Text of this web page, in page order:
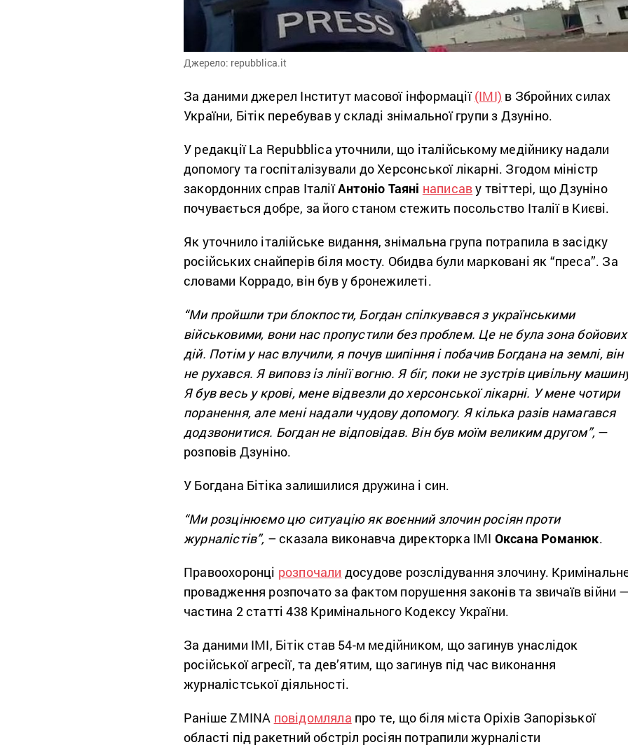
Джерело: repubblica.it
За даними джерел Інститут масової інформації(ІМІ) в Збройних силах
України, Бітік перебував у складі знімальної групи з Дзуніно.
У редакції La Repubblica уточнили, що італійському медійнику надали
допомогу та госпіталізували до Херсонської лікарні. Згодом міністр
закордонних справ ІталіїАнтоніо Таяні написаву твіттері, що Дзуніно
почувається добре, за його станом стежить посольство Італії в Києві.
Як уточнило італійське видання, знімальна група потрапила в засідку
російських снайперів біля мосту. Обидва були марковані як “преса”. За
словами Коррадо, він був у бронежилеті.
“Ми пройшли три блокпости, Богдан спілкувався з українськими
військовими, вони нас пропустили без проблем. Це не була зона бойових
дій. Потім у нас влучили, я почув шипіння і побачив Богдана на землі, він
не рухався. Я виповз із лінії вогню. Я біг, поки не зустрів цивільну
Я був весь у крові, мене відвезли до херсонської лікарні. У мене чотири
поранення, але мені надали чудову допомогу. Я кілька разів намагався
додзвонитися. Богдан не відповідав. Він був моїм великим другом”, —
розповів Дзуніно.
У Богдана Бітіка залишилися дружина і син.
“Ми розцінюємо цю ситуацію як воєнний злочин росіян проти
журналістів”, – сказала виконавча директорка ІМІ Оксана Романюк.
Правоохоронці розпочали досудове розслідування злочину.
провадження розпочато за фактом порушення законів та звичаїв війни
частина 2 статті 438 Кримінального Кодексу України.
За даними ІМІ, Бітік став 54-м медійником, що загинув унаслідок
російської агресії, та дев’ятим, що загинув під час виконання
журналістської діяльності.
Раніше ZMINA повідомляла про те, що біля міста Оріхів Запорізької
області під ракетний обстріл росіян потрапили журналісти